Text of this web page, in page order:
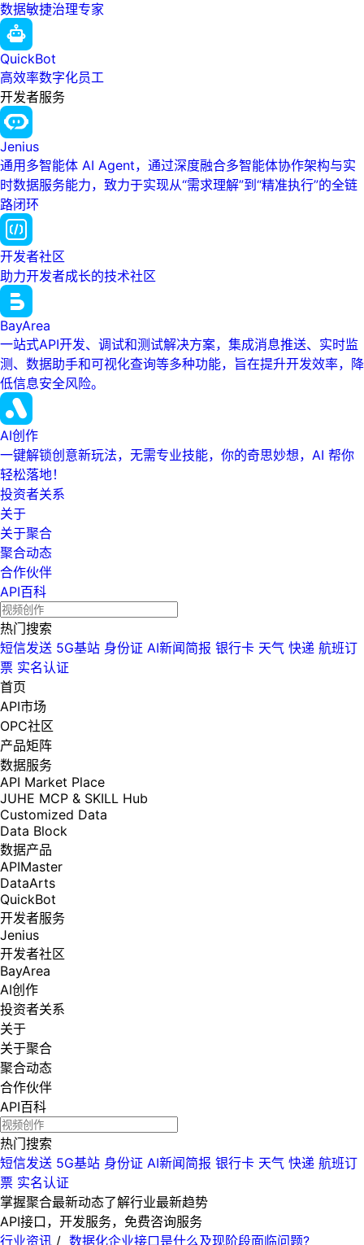
数据敏捷治理专家
QuickBot
高效率数字化员工
开发者服务
Jenius
通用多智能体 AI Agent，通过深度融合多智能体协作架构与实
时数据服务能力，致力于实现从“需求理解”到“精准执行”的全链
路闭环
开发者社区
助力开发者成长的技术社区
BayArea
一站式API开发、调试和测试解决方案，集成消息推送、实时监
测、数据助手和可视化查询等多种功能，旨在提升开发效率，降
低信息安全风险。
AI创作
一键解锁创意新玩法，无需专业技能，你的奇思妙想，AI 帮你
轻松落地！
投资者关系
关于
关于聚合
聚合动态
合作伙伴
API百科
热门搜索
短信发送 5G基站 身份证 AI新闻简报 银行卡 天气 快递 航班订
票 实名认证
首页
API市场
OPC社区
产品矩阵
数据服务
API Market Place
JUHE MCP & SKILL Hub
Customized Data
Data Block
数据产品
APIMaster
DataArts
QuickBot
开发者服务
Jenius
开发者社区
BayArea
AI创作
投资者关系
关于
关于聚合
聚合动态
合作伙伴
API百科
热门搜索
短信发送 5G基站 身份证 AI新闻简报 银行卡 天气 快递 航班订
票 实名认证
掌握聚合最新动态了解行业最新趋势
API接口，开发服务，免费咨询服务
行业资讯 / 数据化企业接口是什么及现阶段面临问题?